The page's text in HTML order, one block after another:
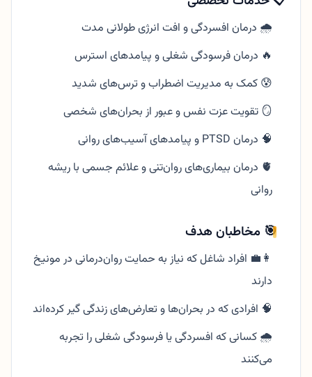
🌧️ درمان افسردگی و افت انرژی طولانی مدت
🔥 درمان فرسودگی شغلی و پیامدهای استرس
😰 کمک به مدیریت اضطراب و ترس‌های شدید
🪞 تقویت عزت نفس و عبور از بحران‌های شخصی
🧠 درمان PTSD و پیامدهای آسیب‌های روانی
🫀 درمان بیماری‌های روان‌تنی و علائم جسمی با ریشه
روانی
🎯 مخاطبان هدف
👩‍💼 افراد شاغل که نیاز به حمایت روان‌درمانی در مونیخ
دارند
🧠 افرادی که در بحران‌ها و تعارض‌های زندگی گیر کرده‌اند
🌧️ کسانی که افسردگی یا فرسودگی شغلی را تجربه
می‌کنند